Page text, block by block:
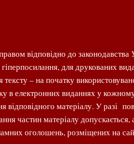
відповідно до
для друкованих
– на початку
в електронних виданнях у
матеріалу. У разі
частин матеріалу
оголошень, розміщених на